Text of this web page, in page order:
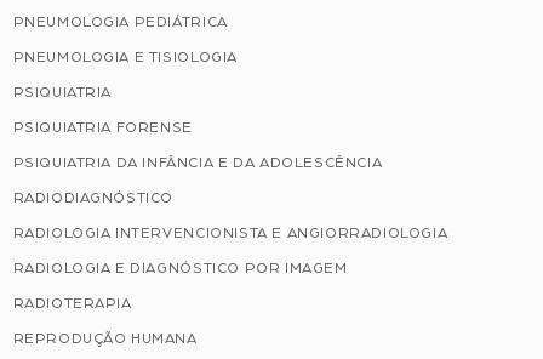
PNEUMOLOGIA PEDIÁTRICA
PNEUMOLOGIA E TISIOLOGIA
PSIQUIATRIA
PSIQUIATRIA FORENSE
PSIQUIATRIA DA INFÂNCIA E DA ADOLESCÊNCIA
RADIODIAGNÓSTICO
RADIOLOGIA INTERVENCIONISTA E ANGIORRADIOLOGIA
RADIOLOGIA E DIAGNÓSTICO POR IMAGEM
RADIOTERAPIA
REPRODUÇÃO HUMANA